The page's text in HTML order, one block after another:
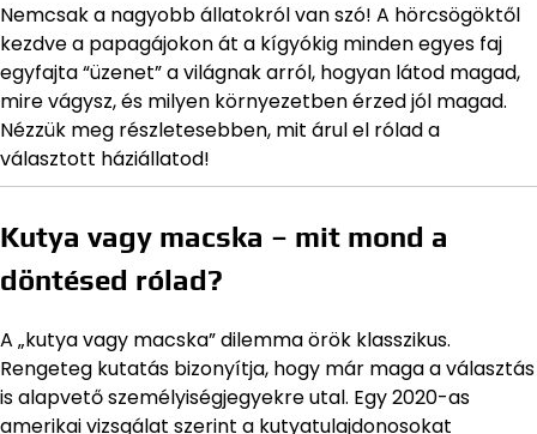
Nemcsak a nagyobb állatokról van szó! A hörcsögöktől
kezdve a papagájokon át a kígyókig minden egyes faj
egyfajta “üzenet” a világnak arról, hogyan látod magad,
mire vágysz, és milyen környezetben érzed jól magad.
Nézzük meg részletesebben, mit árul el rólad a
választott háziállatod!
Kutya vagy macska – mit mond a
döntésed rólad?
A „kutya vagy macska” dilemma örök klasszikus.
Rengeteg kutatás bizonyítja, hogy már maga a választás
is alapvető személyiségjegyekre utal. Egy 2020-as
amerikai vizsgálat szerint a kutyatulajdonosokat